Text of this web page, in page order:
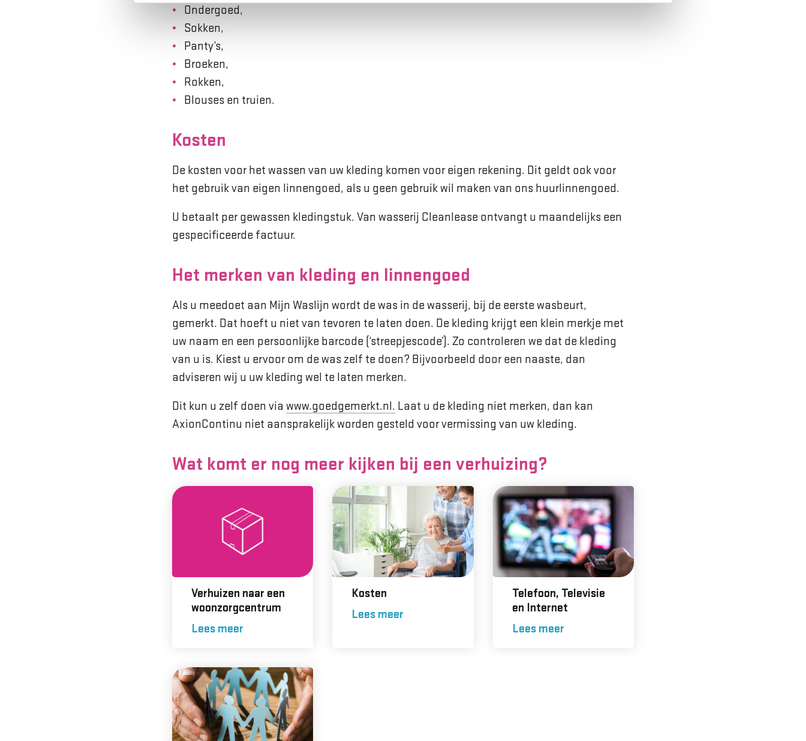
Ondergoed,
Sokken,
Panty’s,
Broeken,
Rokken,
Blouses en truien.
Kosten
De kosten voor het wassen van uw kleding komen voor eigen rekening. Dit geldt ook voor
het gebruik van eigen linnengoed, als u geen gebruik wil maken van ons huurlinnengoed.
U betaalt per gewassen kledingstuk. Van wasserij Cleanlease ontvangt u maandelijks een
gespecificeerde factuur.
Het merken van kleding en linnengoed
Als u meedoet aan Mijn Waslijn wordt de was in de wasserij, bij de eerste wasbeurt,
gemerkt. Dat hoeft u niet van tevoren te laten doen. De kleding krijgt een klein merkje met
uw naam en een persoonlijke barcode (‘streepjescode’). Zo controleren we dat de kleding
van u is. Kiest u ervoor om de was zelf te doen? Bijvoorbeeld door een naaste, dan
adviseren wij u uw kleding wel te laten merken.
Dit kun u zelf doen via www.goedgemerkt.nl. Laat u de kleding niet merken, dan kan
AxionContinu niet aansprakelijk worden gesteld voor vermissing van uw kleding.
Wat komt er nog meer kijken bij een verhuizing?
Verhuizen naar een
woonzorgcentrum
Lees meer
Kosten
Lees meer
Telefoon, Televisie
en Internet
Lees meer